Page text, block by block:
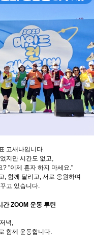
고새나입니다.
지만 시간도 없고,
? "이제 혼자 하지 마세요."
, 함께 달리고, 서로 응원하며
고 있습니다.
ZOOM 운동 루틴
녁,
함께 운동합니다.